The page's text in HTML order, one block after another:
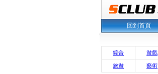
回到首頁
綜合 遊戲
旅遊 藝術